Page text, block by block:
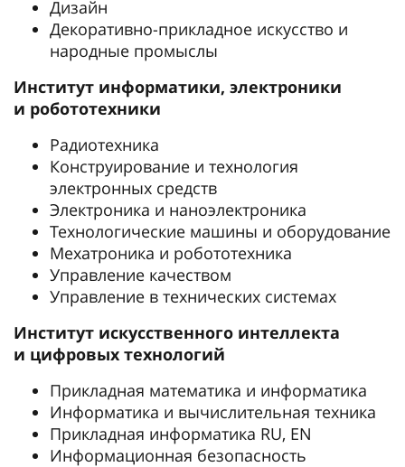
Дизайн
Декоративно-прикладное искусство и
народные промыслы
Институт информатики, электроники
и робототехники
Радиотехника
Конструирование и технология
электронных средств
Электроника и наноэлектроника
Технологические машины и оборудование
Мехатроника и робототехника
Управление качеством
Управление в технических системах
Институт искусственного интеллекта
и цифровых технологий
Прикладная математика и информатика
Информатика и вычислительная техника
Прикладная информатика RU, EN
Информационная безопасность